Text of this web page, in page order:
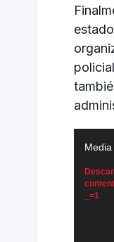
vídeo
_=1